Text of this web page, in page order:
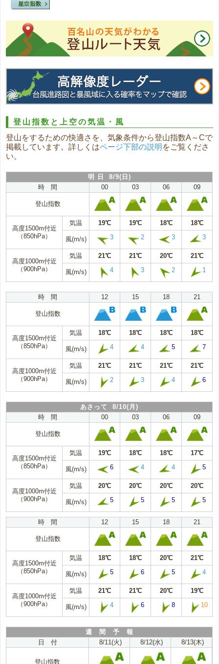
登山指数と上空の気温・風
登山をするための快適さを、気象条件から登山指数A～Cで
掲載しています。詳しくはページ下部の説明 をご覧くださ
い。
明 日 8/9(日)
時 間
00 03 06 09
登山指数
高度1500m付近
（850hPa）
気温 19℃ 19℃ 18℃ 18℃
風(m/s) 3 2 3 3
高度1000m付近
（900hPa）
気温 21℃ 21℃ 20℃ 21℃
風(m/s) 4 3 2 1
時 間 12 15 18 21
登山指数
高度1500m付近
（850hPa）
気温 18℃ 18℃ 18℃ 18℃
風(m/s) 4 4 5 7
高度1000m付近
（900hPa）
気温 21℃ 21℃ 21℃ 21℃
風(m/s) 2 3 4 6
あさって 8/10(月)
時 間
00 03 06 09
登山指数
高度1500m付近
（850hPa）
気温 19℃ 18℃ 18℃ 17℃
風(m/s) 6 4 4 5
高度1000m付近
（900hPa）
気温 20℃ 20℃ 20℃ 20℃
風(m/s) 5 5 5 5
時 間 12 15 18 21
登山指数
高度1500m付近
（850hPa）
気温 18℃ 18℃ 20℃ 21℃
風(m/s) 5 6 5 4
高度1000m付近
（900hPa）
気温 21℃ 21℃ 20℃ 19℃
風(m/s) 4 6 8 10
週 間 予 報
日 付
8/11(火) 8/12(水) 8/13(木)
登山指数